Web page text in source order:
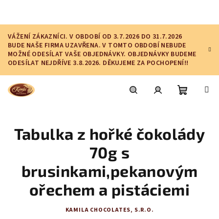
obsah
VÁŽENÍ ZÁKAZNÍCI. V OBDOBÍ OD 3.7.2026 DO 31.7.2026
BUDE NAŠE FIRMA UZAVŘENA. V TOMTO OBDOBÍ NEBUDE
MOŽNÉ ODESÍLAT VAŠE OBJEDNÁVKY. OBJEDNÁVKY BUDEME
ODESÍLAT NEJDŘÍVE 3.8.2026. DĚKUJEME ZA POCHOPENÍ!!
košík
Tabulka z hořké čokolády
70g s
brusinkami,pekanovým
ořechem a pistáciemi
KAMILA CHOCOLATES, S.R.O.